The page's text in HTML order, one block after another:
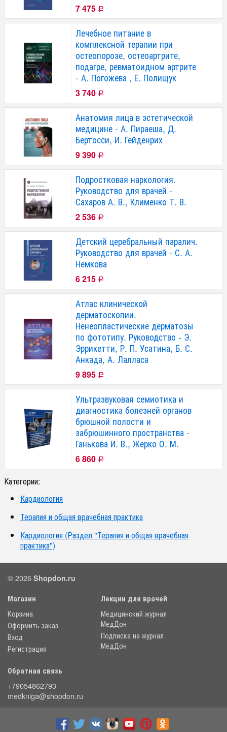
7 475 Р
Лечебное питание в
комплексной терапии при
остеопорозе, остеоартрите,
подагре, ревматоидном артрите
- А. Погожева , Е. Полищук
3 740 Р
Анатомия лица в эстетической
медицине - А. Пираеша, Д.
Бертосси, И. Гейденрих
9 390 Р
Подростковая наркология.
Руководство для врачей -
Сахаров А. В., Клименко Т. В.
2 536 Р
Детский церебральный паралич.
Руководство для врачей - С. А.
Немкова
6 215 Р
Атлас клинической
дерматоскопии.
Ненеопластические дерматозы
по фототипу. Руководство - Э.
Эррикетти, Р. П. Усатина, Б. С.
Анкада, А. Лалласа
9 895 Р
Ультразвуковая семиотика и
диагностика болезней органов
брюшной полости и
забрюшинного пространства -
Ганькова И. В., Жерко О. М.
6 860 Р
Категории:
Кардиология
Терапия и общая врачебная практика
Кардиология (Раздел "Терапия и общая врачебная
практика")
© 2026 Shopdon.ru
Магазин
Корзина
Оформить заказ
Вход
Регистрация
Лекции для врачей
Медицинский журнал
МедДон
Подписка на журнал
МедДон
Обратная связь
+79054862793
medkniga@shopdon.ru